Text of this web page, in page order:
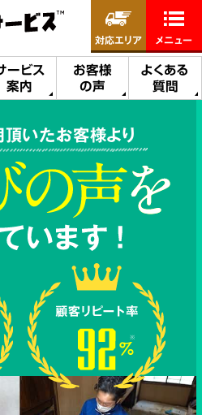
ービス
案内
お客様
の声
よくある
質問
対応エリア メニュー
いたお客様より